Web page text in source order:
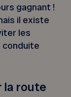
gagnant !
il existe
les
conduite
la route